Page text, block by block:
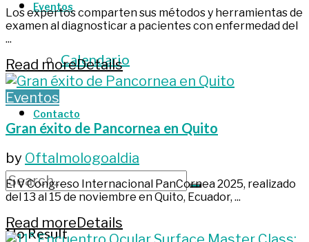
Eventos
Calendario
Contacto
No Result
Los expertos comparten sus métodos y herramientas de
examen al diagnosticar a pacientes con enfermedad del
...
Read moreDetails
Eventos
Gran éxito de Pancornea en Quito
by Oftalmologoaldia
El V Congreso Internacional PanCornea 2025, realizado
del 13 al 15 de noviembre en Quito, Ecuador, ...
Read moreDetails